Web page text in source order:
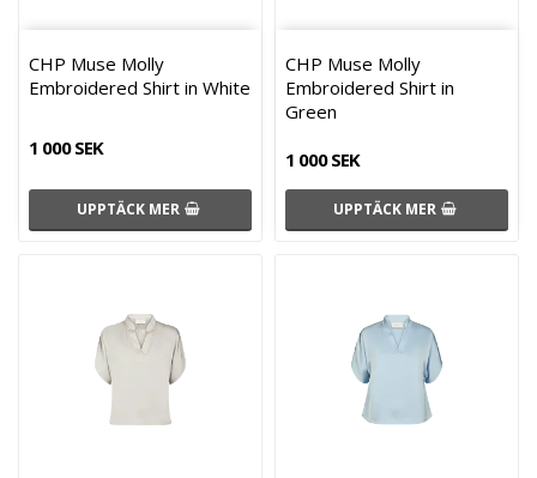
CHP Muse Molly
Embroidered Shirt in White
1 000 SEK
UPPTÄCK MER
CHP Muse Molly
Embroidered Shirt in
Green
1 000 SEK
UPPTÄCK MER